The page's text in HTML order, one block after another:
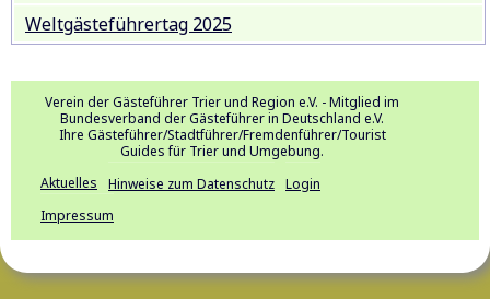
Weltgästeführertag 2025
Verein der Gästeführer Trier und Region e.V. - Mitglied im
Bundesverband der Gästeführer in Deutschland e.V.
Ihre Gästeführer/Stadtführer/Fremdenführer/Tourist
Guides für Trier und Umgebung.
Aktuelles
Hinweise zum Datenschutz Login
Impressum